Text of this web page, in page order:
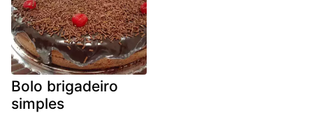
Bolo brigadeiro
simples